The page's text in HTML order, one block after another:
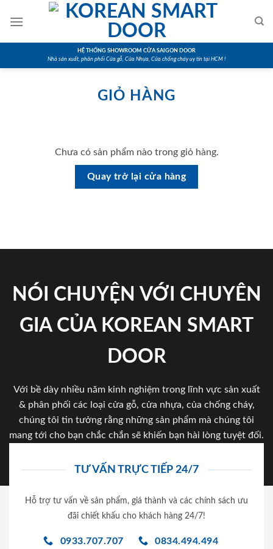
HỆ THỐNG SHOWROOM CỬA SAIGON DOOR
Nhà sản xuất, phân phối Cửa gỗ, Cửa Nhựa, Cửa chống cháy uy tín tại HCM !
GIỎ HÀNG
Chưa có sản phẩm nào trong giỏ hàng.
Quay trở lại cửa hàng
NÓI CHUYỆN VỚI CHUYÊN
GIA CỦA KOREAN SMART
DOOR
Với bề dày nhiều năm kinh nghiệm trong lĩnh vực sản xuất
& phân phối các loại cửa gỗ, cửa nhựa, của chống cháy,
chúng tôi tin tưởng rằng những sản phẩm mà chúng tôi
mang tới cho bạn chắc chắn sẽ khiến bạn hài lòng tuyệt đối.
TƯ VẤN TRỰC TIẾP 24/7
Hỗ trợ tư vấn về sản phẩm, giá thành và các chính sách ưu
đãi chiết khấu cho khách hàng 24/7!
0933.707.707 0834.494.494